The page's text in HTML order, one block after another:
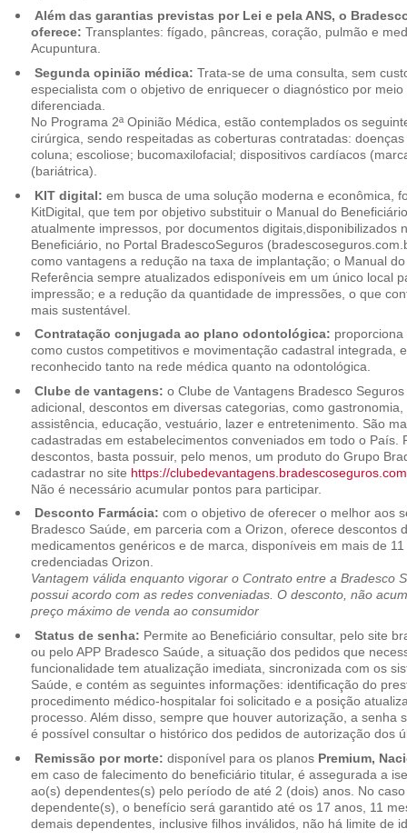
Além das garantias previstas por Lei e pela ANS, o
oferece: Transplantes: fígado, pâncreas, coração, pulmão e
Acupuntura.
Segunda opinião médica: Trata-se de uma consulta, sem
especialista com o objetivo de enriquecer o diagnóstico por
diferenciada.
No Programa 2ª Opinião Médica, estão contemplados os
cirúrgica, sendo respeitadas as coberturas contratadas:
coluna; escoliose; bucomaxilofacial; dispositivos cardíacos
(bariátrica).
KIT digital: em busca de uma solução moderna e econômica,
KitDigital, que tem por objetivo substituir o Manual do
atualmente impressos, por documentos digitais,disponibilizados
Beneficiário, no Portal BradescoSeguros
como vantagens a redução na taxa de implantação; o Manual
Referência sempre atualizados edisponíveis em um único local
impressão; e a redução da quantidade de impressões, o que
mais sustentável.
Contratação conjugada ao plano odontológica:
como custos competitivos e movimentação cadastral integrada,
reconhecido tanto na rede médica quanto na odontológica.
Clube de vantagens: o Clube de Vantagens Bradesco
adicional, descontos em diversas categorias, como
assistência, educação, vestuário, lazer e entretenimento. São
cadastradas em estabelecimentos conveniados em todo o País.
descontos, basta possuir, pelo menos, um produto do Grupo
cadastrar no site https://
Não é necessário acumular pontos para participar.
Desconto Farmácia: com o objetivo de oferecer o melhor aos
Bradesco Saúde, em parceria com a Orizon, oferece descontos
medicamentos genéricos e de marca, disponíveis em mais de
credenciadas Orizon.
Vantagem válida enquanto vigorar o Contrato entre a Bradesco
possui acordo com as redes conveniadas. O desconto, não
preço máximo de venda ao consumidor
Status de senha: Permite ao Beneficiário consultar, pelo site
ou pelo APP Bradesco Saúde, a situação dos pedidos que
funcionalidade tem atualização imediata, sincronizada com os
Saúde, e contém as seguintes informações: identificação do
procedimento médico-hospitalar foi solicitado e a posição
processo. Além disso, sempre que houver autorização, a senha
é possível consultar o histórico dos pedidos de autorização dos
Remissão por morte: disponível para os planos Premium,
em caso de falecimento do beneficiário titular, é assegurada a
ao(s) dependentes(s) pelo período de até 2 (dois) anos. No
dependente(s), o benefício será garantido até os 17 anos, 11
demais dependentes, inclusive filhos inválidos, não há limite de